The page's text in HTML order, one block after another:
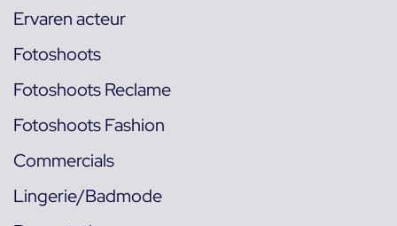
Ervaren acteur
Fotoshoots
Fotoshoots Reclame
Fotoshoots Fashion
Commercials
Lingerie/Badmode